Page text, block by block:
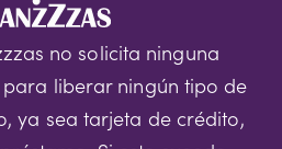
no solicita ninguna
liberar ningún tipo de
ya sea tarjeta de crédito,